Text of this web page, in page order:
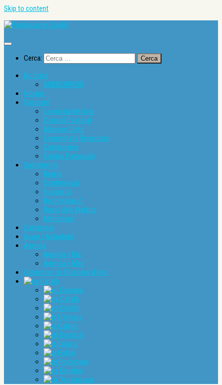
Skip to content
Cerca:
Notícies
SUBSCRIPCIÓ
Horaris
Qui som?
La nostra història
Consell Pastoral
Mossèn Cinto
Comunitats Religioses
Catequistes
Càritas Parroquial
Sagraments
Bateig
Confirmació
Eucaristia
Reconciliació
Unció dels Malalts
Matrimoni
Catequesi
Grups i Activitats
Agenda
Agenda > Dia
Agenda > Mes
Comentari de l’Evangeli d’avui
Català
Euskara
Català
English
Français
Galego
Deutsch
Italiano
Polski
Português
Español
Українська